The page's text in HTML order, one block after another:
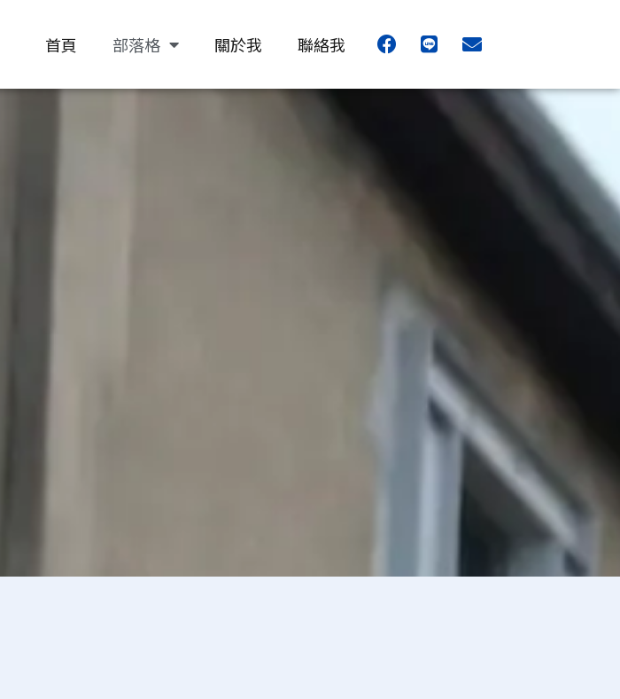
首頁 部落格 關於我 聯絡我 F
a
e
L
i
e
E
n
e
p